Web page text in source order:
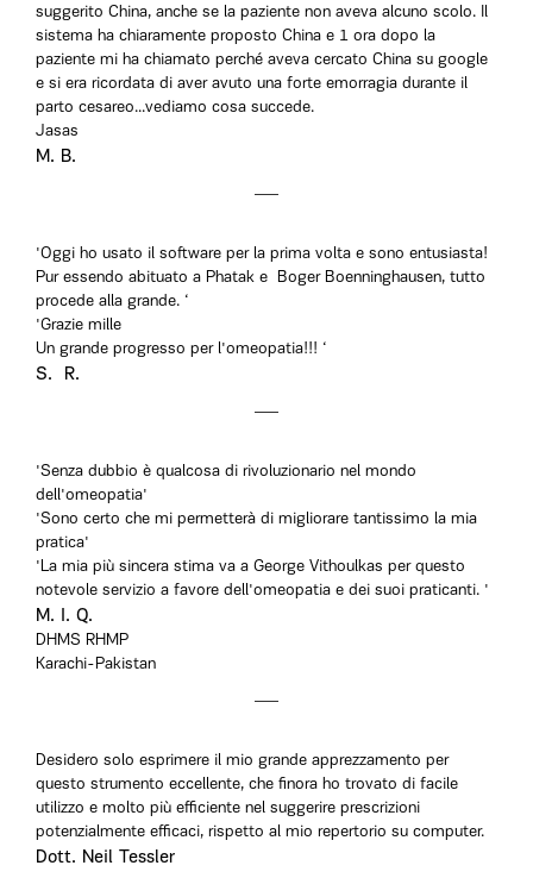
suggerito China, anche se la paziente non aveva alcuno scolo. Il
sistema ha chiaramente proposto China e 1 ora dopo la
paziente mi ha chiamato perché aveva cercato China su google
e si era ricordata di aver avuto una forte emorragia durante il
parto cesareo...vediamo cosa succede.
Jasas
M. B.
'Oggi ho usato il software per la prima volta e sono entusiasta!
Pur essendo abituato a Phatak e Boger Boenninghausen, tutto
procede alla grande. ‘
'Grazie mille
Un grande progresso per l'omeopatia!!! ‘
S. R.
'Senza dubbio è qualcosa di rivoluzionario nel mondo
dell'omeopatia'
'Sono certo che mi permetterà di migliorare tantissimo la mia
pratica'
'La mia più sincera stima va a George Vithoulkas per questo
notevole servizio a favore dell'omeopatia e dei suoi praticanti. '
M. I. Q.
DHMS RHMP
Karachi-Pakistan
Desidero solo esprimere il mio grande apprezzamento per
questo strumento eccellente, che finora ho trovato di facile
utilizzo e molto più efficiente nel suggerire prescrizioni
potenzialmente efficaci, rispetto al mio repertorio su computer.
Dott. Neil Tessler